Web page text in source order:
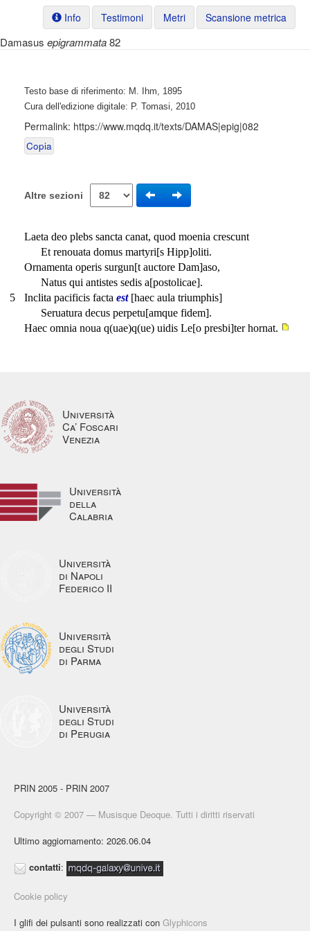
Info Testimoni Metri Scansione metrica
Damasus epigrammata82
Testo base di riferimento: M. Ihm, 1895
Cura dell'edizione digitale: P. Tomasi, 2010
Permalink: https://www.mqdq.it/texts/DAMAS|epig|082
Copia
Altre sezioni
Laeta deo plebs sancta canat, quod moenia crescunt
Et renouata domus martyri[s Hipp]oliti.
Ornamenta operis surgun[t auctore Dam]aso,
Natus qui antistes sedis a[postolicae].
5
Inclita pacificis facta est[haec aula triumphis]
Seruatura decus perpetu[amque fidem].
Haec omnia noua q(uae)q(ue) uidis Le[o presbi]ter hornat.
Università
Ca’ Foscari
Venezia
Università
della
Calabria
Università
di Napoli
Federico II
Università
degli Studi
di Parma
Università
degli Studi
di Perugia
PRIN 2005 - PRIN 2007
Copyright © 2007 — Musisque Deoque. Tutti i diritti riservati
Ultimo aggiornamento: 2026.06.04
contatti:
Cookie policy
I glifi dei pulsanti sono realizzati con Glyphicons